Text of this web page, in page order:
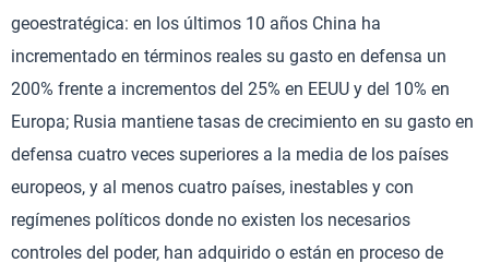
geoestratégica: en los últimos 10 años China ha
incrementado en términos reales su gasto en defensa un
200% frente a incrementos del 25% en EEUU y del 10% en
Europa; Rusia mantiene tasas de crecimiento en su gasto en
defensa cuatro veces superiores a la media de los países
europeos, y al menos cuatro países, inestables y con
regímenes políticos donde no existen los necesarios
controles del poder, han adquirido o están en proceso de